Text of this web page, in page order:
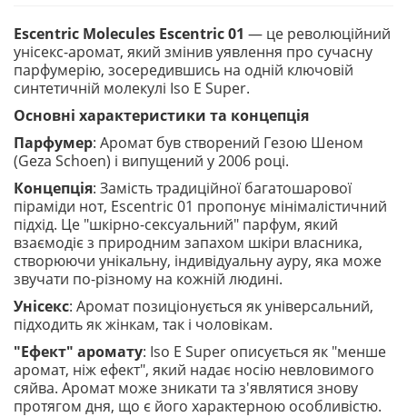
Escentric Molecules Escentric 01 — це революційний
унісекс-аромат, який змінив уявлення про сучасну
парфумерію, зосередившись на одній ключовій
синтетичній молекулі Iso E Super.
Основні характеристики та концепція
Парфумер: Аромат був створений Гезою Шеном
(Geza Schoen) і випущений у 2006 році.
Концепція: Замість традиційної багатошарової
піраміди нот, Escentric 01 пропонує мінімалістичний
підхід. Це "шкірно-сексуальний" парфум, який
взаємодіє з природним запахом шкіри власника,
створюючи унікальну, індивідуальну ауру, яка може
звучати по-різному на кожній людині.
Унісекс: Аромат позиціонується як універсальний,
підходить як жінкам, так і чоловікам.
"Ефект" аромату: Iso E Super описується як "менше
аромат, ніж ефект", який надає носію невловимого
сяйва. Аромат може зникати та з'являтися знову
протягом дня, що є його характерною особливістю.